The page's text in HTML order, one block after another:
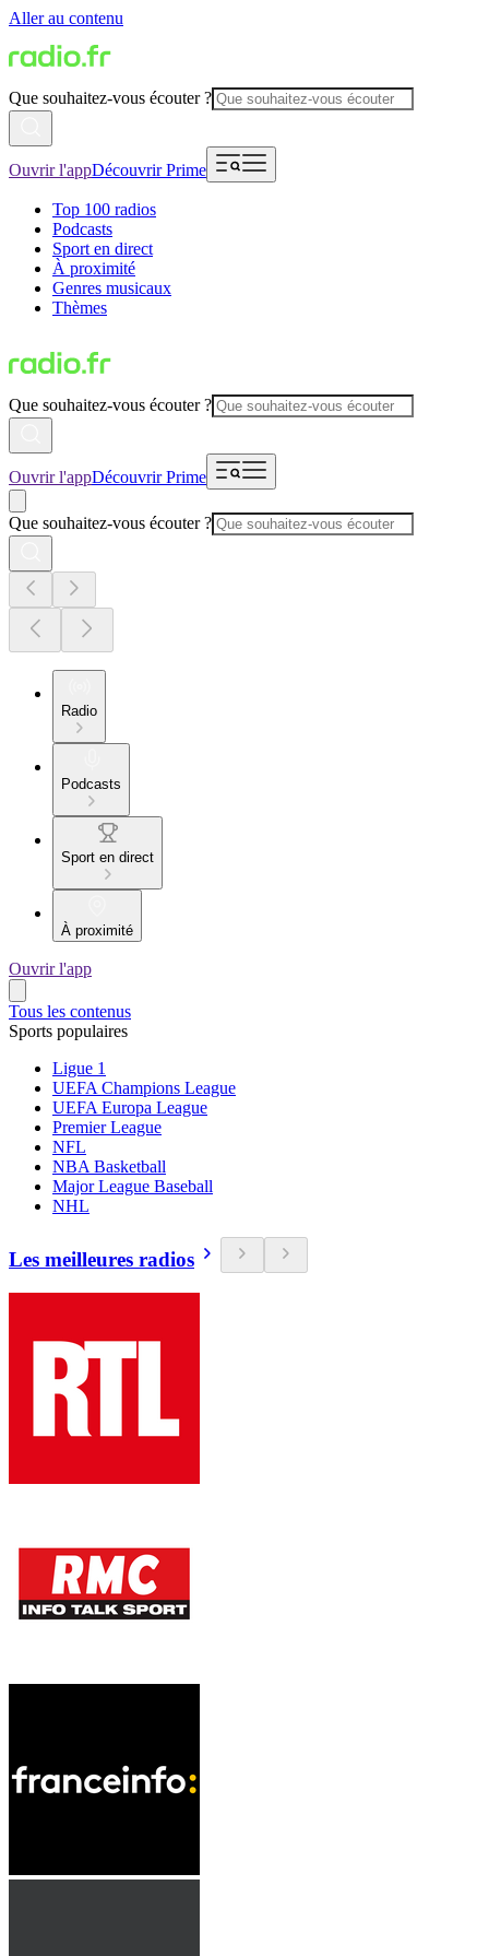
Aller au contenu
Que souhaitez-vous écouter ?
Ouvrir l'appDécouvrir Prime
Top 100 radios
Podcasts
Sport en direct
À proximité
Genres musicaux
Thèmes
Que souhaitez-vous écouter ?
Ouvrir l'appDécouvrir Prime
Que souhaitez-vous écouter ?
Radio
Podcasts
Sport en direct
À proximité
Ouvrir l'app
Tous les contenus
Sports populaires
Ligue 1
UEFA Champions League
UEFA Europa League
Premier League
NFL
NBA Basketball
Major League Baseball
NHL
Les meilleures radios